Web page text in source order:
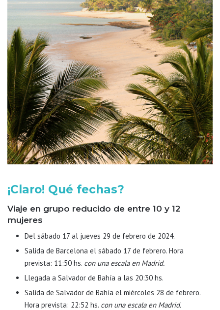
¡Claro! Qué fechas?
Viaje en grupo reducido de entre 10 y 12
mujeres
Del sábado 17 al jueves 29 de febrero de 2024.
Salida de Barcelona el sábado 17 de febrero. Hora
prevista: 11:50 hs. con una escala en Madrid.
Llegada a Salvador de Bahía a las 20:30 hs.
Salida de Salvador de Bahía el miércoles 28 de febrero.
Hora prevista: 22:52 hs. con una escala en Madrid.